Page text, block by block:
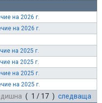
на 2026 г.
на 2026 г.
на 2025 г.
на 2025 г.
на 2025 г.
на 2025 г.
( 1 / 17 ) следваща